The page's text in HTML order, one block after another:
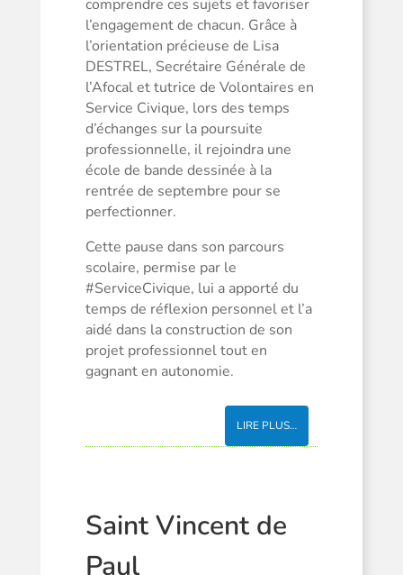
comprendre ces sujets et favoriser
l’engagement de chacun. Grâce à
l’orientation précieuse de Lisa
DESTREL, Secrétaire Générale de
l’Afocal et tutrice de Volontaires en
Service Civique, lors des temps
d’échanges sur la poursuite
professionnelle, il rejoindra une
école de bande dessinée à la
rentrée de septembre pour se
perfectionner.
Cette pause dans son parcours
scolaire, permise par le
#ServiceCivique, lui a apporté du
temps de réflexion personnel et l’a
aidé dans la construction de son
projet professionnel tout en
gagnant en autonomie.
LIRE PLUS…
Saint Vincent de
Paul